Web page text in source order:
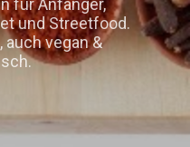
für Anfänger,
und Streetfood.
vegan &